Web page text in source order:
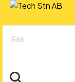
Sök